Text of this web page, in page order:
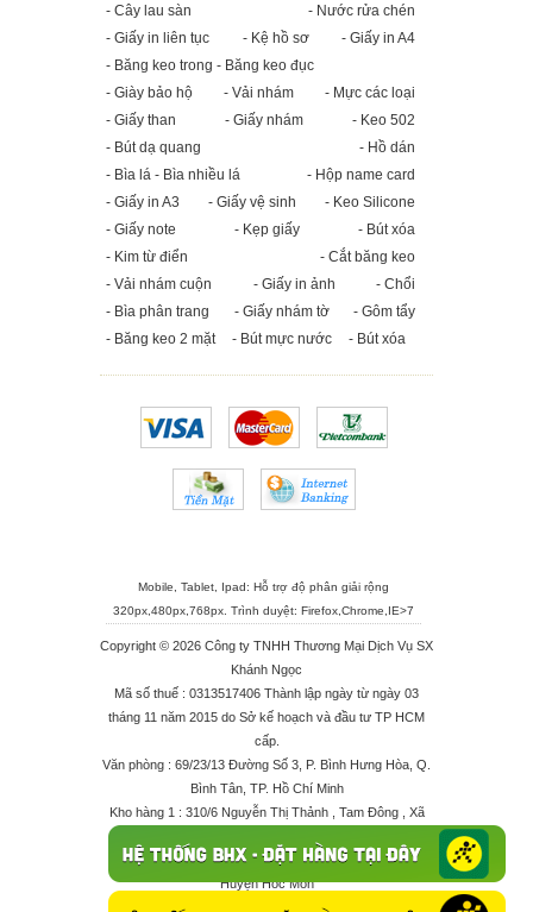
- Cây lau sàn
- Nước rửa chén
- Giấy in liên tục
- Kệ hồ sơ
- Giấy in A4
- Băng keo trong - Băng keo đục
- Giày bảo hộ
- Vải nhám
- Mực các loại
- Giấy than
- Giấy nhám
- Keo 502
- Bút dạ quang
- Hồ dán
- Bìa lá - Bìa nhiều lá
- Hộp name card
- Giấy in A3
- Giấy vệ sinh
- Keo Silicone
- Giấy note
- Kẹp giấy
- Bút xóa
- Kim từ điển
- Cắt băng keo
- Vải nhám cuộn
- Giấy in ảnh
- Chổi
- Bìa phân trang
- Giấy nhám tờ
- Gôm tẩy
- Băng keo 2 mặt
- Bút mực nước - Bút xóa
Mobile, Tablet, Ipad: Hỗ trợ độ phân giải rộng
320px,480px,768px. Trình duyệt: Firefox Chrome IE>7
Copyright © 2026 Công ty TNHH Thương Mại Dịch Vụ SX
Khánh Ngọc
Mã số thuế : 0313517406 Thành lập ngày từ ngày 03
tháng 11 năm 2015 do Sở kế hoạch và đầu tư TP HCM
cấp.
Văn phòng : 69/23/13 Đường Số 3, P. Bình Hưng Hòa, Q.
Bình Tân, TP. Hồ Chí Minh
Kho hàng 1 : 310/6 Nguyễn Thị Thảnh , Tam Đông , Xã
Kho hàng 2 : 68/2X Ấp Đông 1 , Xã Thới Tam Thôn ,
Huyện Hóc Môn
Điện thoại : 028 625 66506 - 0909 682 189 - 082 7158